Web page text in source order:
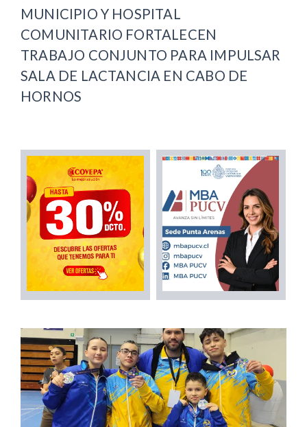
MUNICIPIO Y HOSPITAL
COMUNITARIO FORTALECEN
TRABAJO CONJUNTO PARA IMPULSAR
SALA DE LACTANCIA EN CABO DE
HORNOS